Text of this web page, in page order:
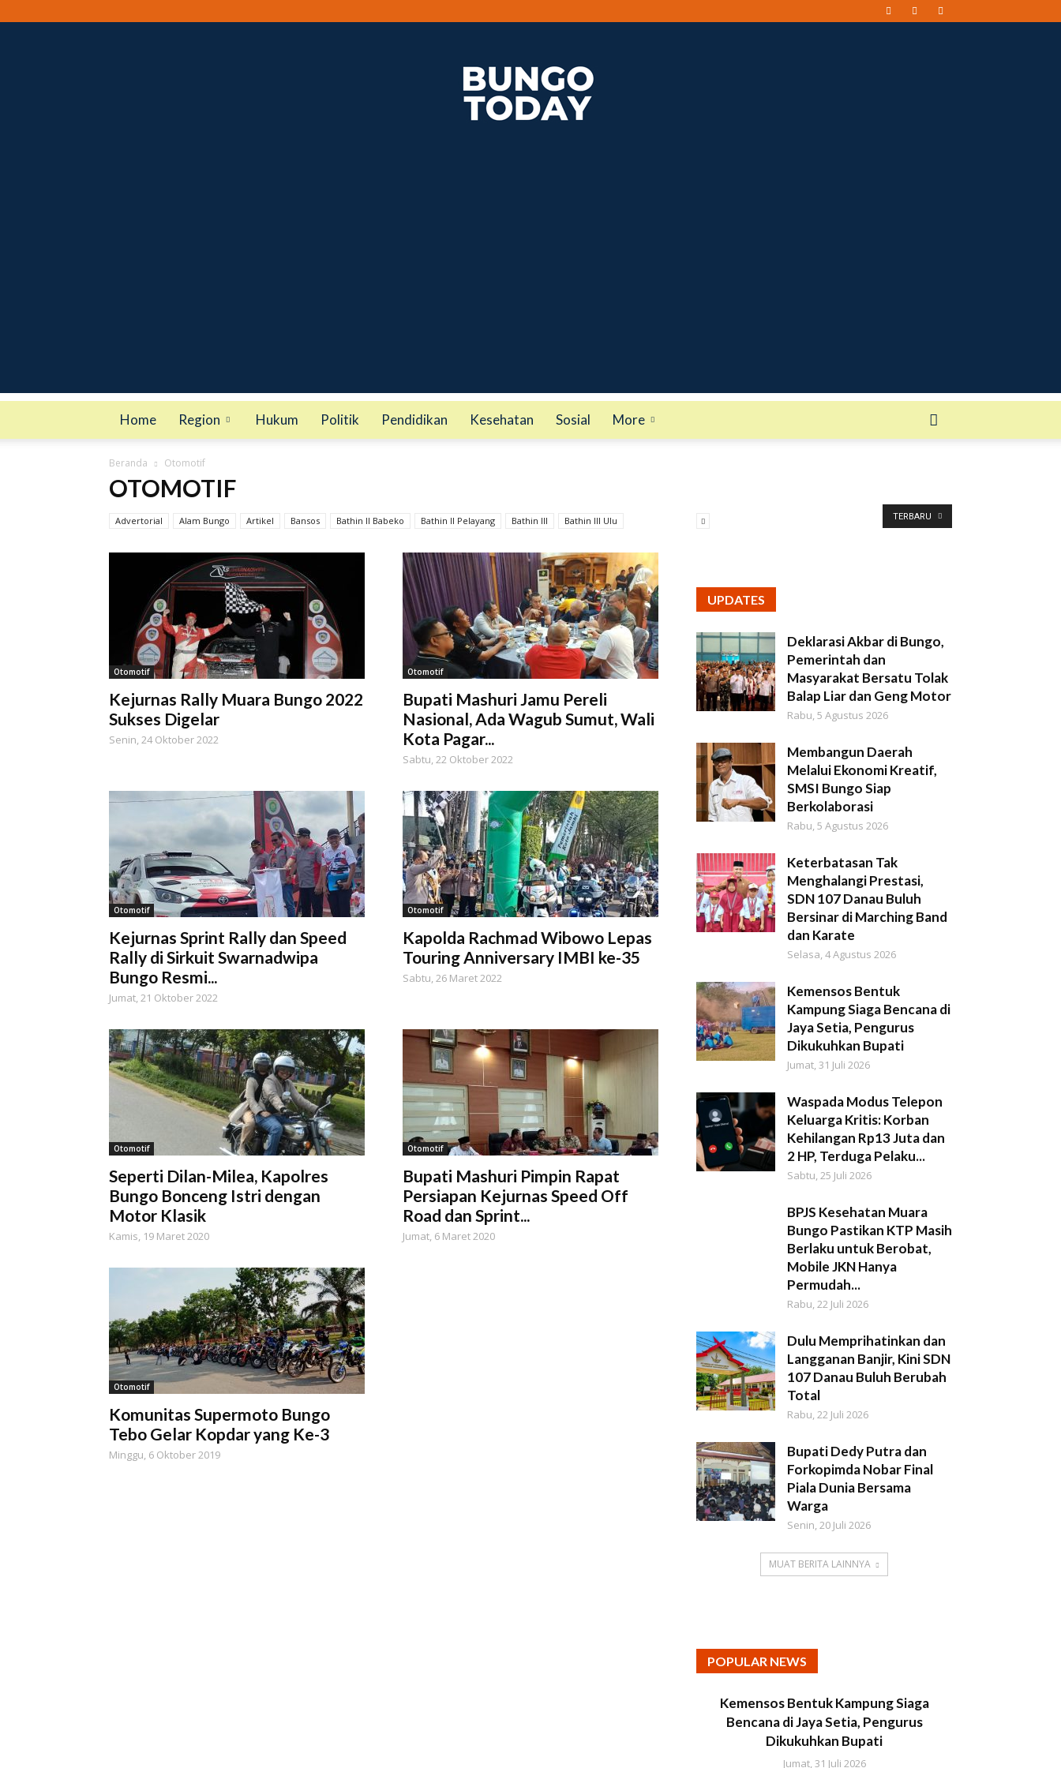
Home Region Hukum Politik Pendidikan Kesehatan Sosial More
Beranda Otomotif
OTOMOTIF
Advertorial Alam Bungo Artikel Bansos Bathin II Babeko Bathin II Pelayang Bathin III
Bathin III Ulu
TERBARU
Otomotif
Kejurnas Rally Muara Bungo 2022
Sukses Digelar
Senin, 24 Oktober 2022
Otomotif
Bupati Mashuri Jamu Pereli
Nasional, Ada Wagub Sumut, Wali
Kota Pagar...
Sabtu, 22 Oktober 2022
Otomotif
Kejurnas Sprint Rally dan Speed
Rally di Sirkuit Swarnadwipa
Bungo Resmi...
Jumat, 21 Oktober 2022
Otomotif
Kapolda Rachmad Wibowo Lepas
Touring Anniversary IMBI ke-35
Sabtu, 26 Maret 2022
Otomotif
Seperti Dilan-Milea, Kapolres
Bungo Bonceng Istri dengan
Motor Klasik
Kamis, 19 Maret 2020
Otomotif
Bupati Mashuri Pimpin Rapat
Persiapan Kejurnas Speed Off
Road dan Sprint...
Jumat, 6 Maret 2020
Otomotif
Komunitas Supermoto Bungo
Tebo Gelar Kopdar yang Ke-3
Minggu, 6 Oktober 2019
UPDATES
Deklarasi Akbar di Bungo,
Pemerintah dan
Masyarakat Bersatu Tolak
Balap Liar dan Geng Motor
Rabu, 5 Agustus 2026
Membangun Daerah
Melalui Ekonomi Kreatif,
SMSI Bungo Siap
Berkolaborasi
Rabu, 5 Agustus 2026
Keterbatasan Tak
Menghalangi Prestasi,
SDN 107 Danau Buluh
Bersinar di Marching Band
dan Karate
Selasa, 4 Agustus 2026
Kemensos Bentuk
Kampung Siaga Bencana di
Jaya Setia, Pengurus
Dikukuhkan Bupati
Jumat, 31 Juli 2026
Waspada Modus Telepon
Keluarga Kritis: Korban
Kehilangan Rp13 Juta dan
2 HP, Terduga Pelaku...
Sabtu, 25 Juli 2026
BPJS Kesehatan Muara
Bungo Pastikan KTP Masih
Berlaku untuk Berobat,
Mobile JKN Hanya
Permudah...
Rabu, 22 Juli 2026
Dulu Memprihatinkan dan
Langganan Banjir, Kini SDN
107 Danau Buluh Berubah
Total
Rabu, 22 Juli 2026
Bupati Dedy Putra dan
Forkopimda Nobar Final
Piala Dunia Bersama
Warga
Senin, 20 Juli 2026
MUAT BERITA LAINNYA
POPULAR NEWS
Kemensos Bentuk Kampung Siaga
Bencana di Jaya Setia, Pengurus
Dikukuhkan Bupati
Jumat, 31 Juli 2026